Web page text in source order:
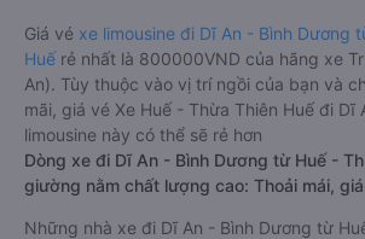
Giá vé xe limousine đi Dĩ An - Bình Dương
Huế rẻ nhất là 800000VND của hãng xe
An). Tùy thuộc vào vị trí ngồi của bạn và
mãi, giá vé Xe Huế - Thừa Thiên Huế đi Dĩ
limousine này có thể sẽ rẻ hơn
Dòng xe đi Dĩ An - Bình Dương từ Huế -
giường nằm chất lượng cao: Thoải mái,
Những nhà xe đi Dĩ An - Bình Dương từ